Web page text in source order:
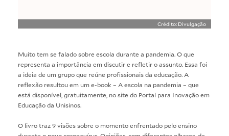
Crédito: Divulgação
Muito tem se falado sobre escola durante a pandemia. O que
representa a importância em discutir e refletir o assunto. Essa foi
a ideia de um grupo que reúne profissionais da educação. A
reflexão resultou em um e-book – A escola na pandemia – que
está disponível, gratuitamente, no site do Portal para Inovação em
Educação da Unisinos.
O livro traz 9 visões sobre o momento enfrentado pelo ensino